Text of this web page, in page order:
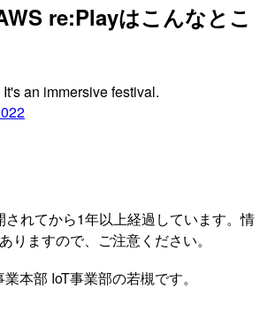
re:Playはこんなとこ
an immersive festival.
されてから1年以上経過しています。情
りますので、ご注意ください。
本部 IoT事業部の若槻です。